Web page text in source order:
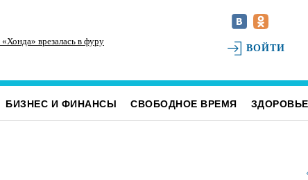
врезалась в фуру Инзенцы простятся с земляком, погибшим на
ВОЙТИ
БИЗНЕС И ФИНАНСЫ СВОБОДНОЕ ВРЕМЯ ЗДОРОВЬЕ